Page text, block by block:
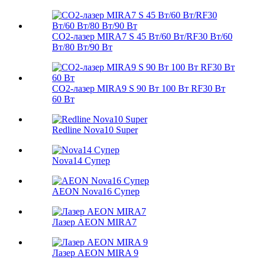
CO2-лазер MIRA7 S 45 Вт/60 Вт/RF30 Вт/60
Вт/80 Вт/90 Вт
CO2-лазер MIRA9 S 90 Вт 100 Вт RF30 Вт
60 Вт
Redline Nova10 Super
Nova14 Супер
AEON Nova16 Супер
Лазер AEON MIRA7
Лазер AEON MIRA 9